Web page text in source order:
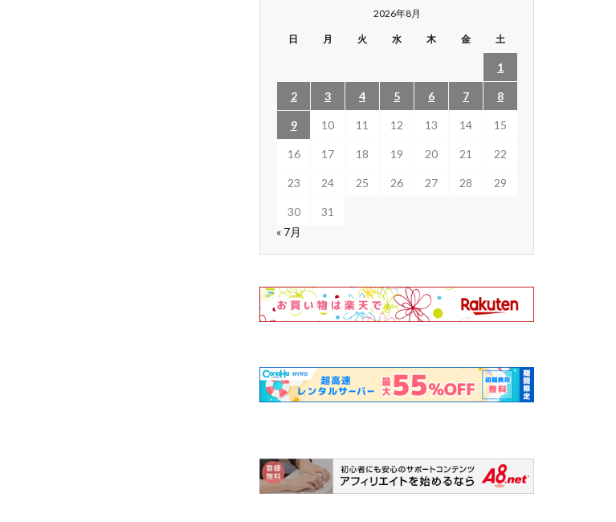
2026年8月
日 月 火 水 木 金 土
1
2 3 4 5 6 7 8
9 10 11 12 13 14 15
16 17 18 19 20 21 22
23 24 25 26 27 28 29
30
31
« 7月